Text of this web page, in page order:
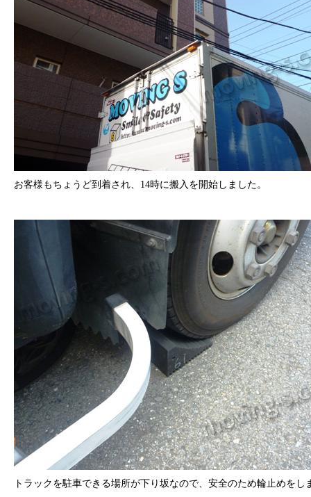
お客様もちょうど到着され、14時に搬入を開始しました。
トラックを駐車できる場所が下り坂なので、安全のため輪止めをし